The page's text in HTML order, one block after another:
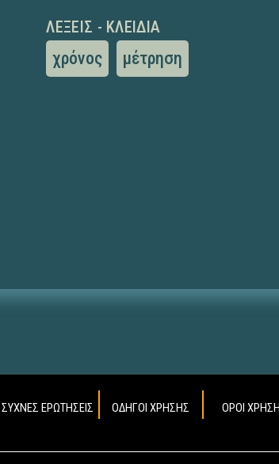
ΛΈΞΕΙΣ - ΚΛΕΙΔΙΆ
χρόνος μέτρηση
ΣΥΧΝΕΣ ΕΡΩΤΗΣΕΙΣ ΟΔΗΓΟΙ ΧΡΗΣΗΣ ΟΡΟΙ